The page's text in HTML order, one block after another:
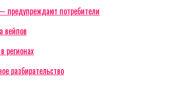
предупреждают потребители
вейпов
регионах
разбирательство